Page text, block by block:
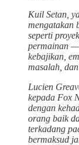
Kuil Setan,
mengatakan
seperti
permainan —
kebajikan,
masalah,
Lucien
kepada Fox
dengan
orang baik
terkadang
bermaksud